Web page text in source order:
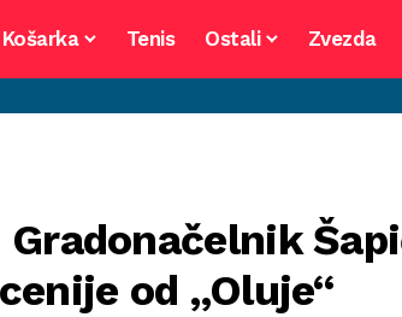
Košarka Tenis Ostali Zvezda
od „Oluje“